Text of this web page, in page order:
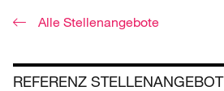
Alle Stellenangebote
REFERENZ STELLENANGEBOT